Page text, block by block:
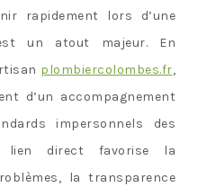
rapidement lors d’une
un atout majeur. En
plombiercolombes.fr,
d’un accompagnement
impersonnels des
lien direct favorise la
la transparence